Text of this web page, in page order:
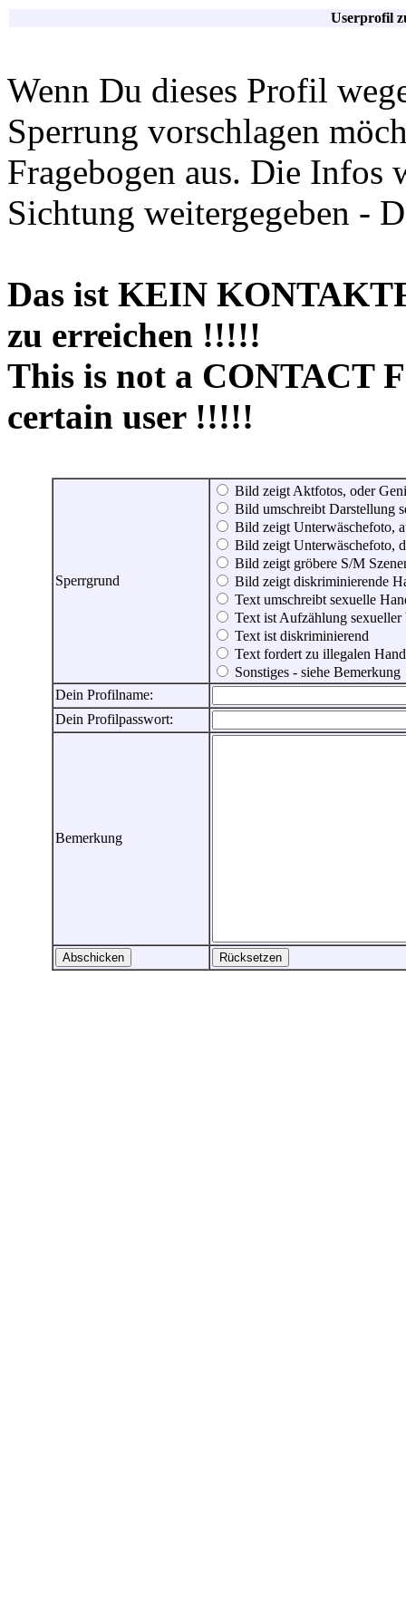
Userprofil
Wenn Du dieses Profil
Sperrung vorschlagen
Fragebogen aus. Die Infos
Sichtung weitergegeben -
Das ist KEIN
zu erreichen !!!!!
This is not a CONTACT
certain user !!!!!
Sperrgrund
Bild zeigt Aktfotos, oder
Bild umschreibt Darstellung
Bild zeigt Unterwäschefoto,
Bild zeigt Unterwäschefoto,
Bild zeigt gröbere S/M
Bild zeigt diskriminierende
Text umschreibt sexuelle
Text ist Aufzählung sexueller
Text ist diskriminierend
Text fordert zu illegalen
Sonstiges - siehe Bemerkung
Dein Profilname:
Dein Profilpasswort:
Bemerkung